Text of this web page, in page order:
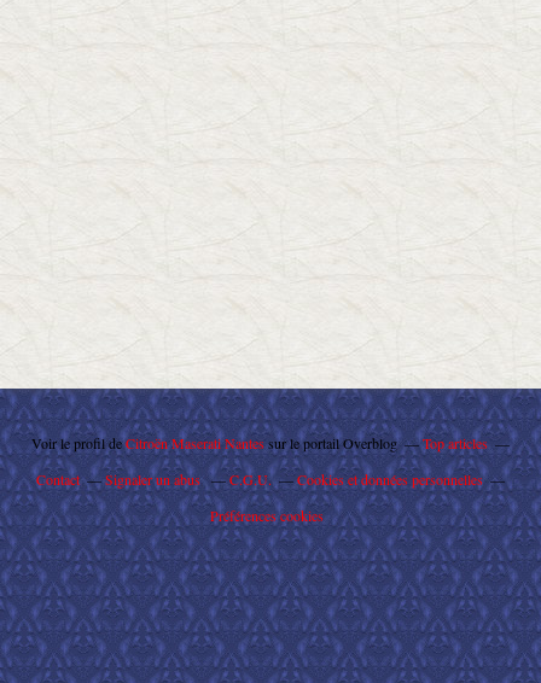
Voir le profil deCitroën Maserati Nantessur le portail Overblog
Top articles
Contact
Signaler un abus C.G.U.
Cookies et données personnelles
Préférences cookies